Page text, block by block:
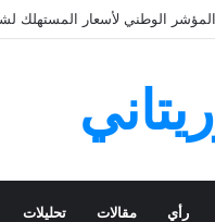
الوطني لأسعار المستهلك لشهر
رأي مقالات تحليلات